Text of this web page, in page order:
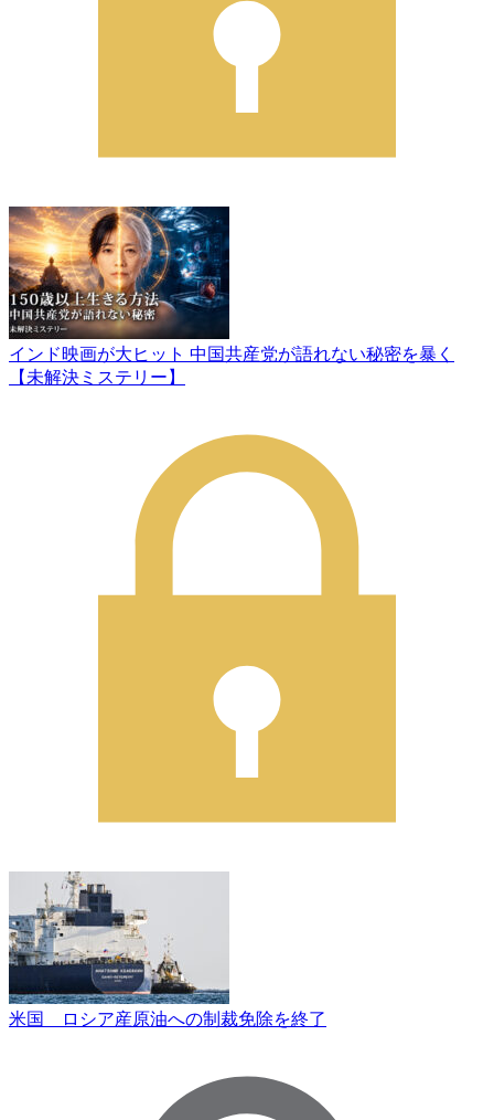
インド映画が大ヒット 中国共産党が語れない秘密を暴く
【未解決ミステリー】
米国 ロシア産原油への制裁免除を終了